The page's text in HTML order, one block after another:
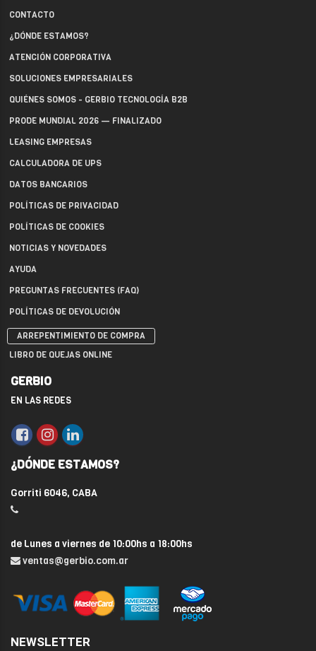
CONTACTO
¿DÓNDE ESTAMOS?
ATENCIÓN CORPORATIVA
SOLUCIONES EMPRESARIALES
QUIÉNES SOMOS - GERBIO TECNOLOGÍA B2B
PRODE MUNDIAL 2026 — FINALIZADO
LEASING EMPRESAS
CALCULADORA DE UPS
DATOS BANCARIOS
POLÍTICAS DE PRIVACIDAD
POLÍTICAS DE COOKIES
NOTICIAS Y NOVEDADES
AYUDA
PREGUNTAS FRECUENTES (FAQ)
POLÍTICAS DE DEVOLUCIÓN
ARREPENTIMIENTO DE COMPRA
LIBRO DE QUEJAS ONLINE
GERBIO
EN LAS REDES
¿DÓNDE ESTAMOS?
Gorriti 6046, CABA
de Lunes a viernes de 10:00hs a 18:00hs
ventas@gerbio.com.ar
NEWSLETTER